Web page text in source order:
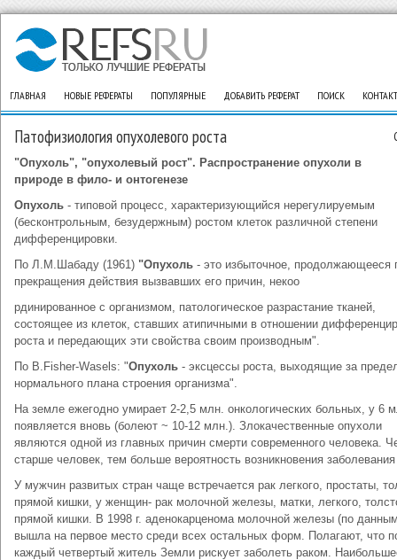
ГЛАВНАЯ НОВЫЕ РЕФЕРАТЫ ПОПУЛЯРНЫЕ ДОБАВИТЬ РЕФЕРАТ ПОИСК
Патофизиология опухолевого роста
"Опухоль", "опухолевый рост". Распространение опухоли в
природе в фило- и онтогенезе
Опухоль - типовой процесс, характеризующийся нерегулируемым
(бесконтрольным, безудержным) ростом клеток различной степени
дифференцировки.
По Л.М.Шабаду (1961) "Опухоль - это избыточное, продолжающееся
прекращения действия вызвавших его причин, некоо
рдинированное с организмом, патологическое разрастание тканей,
состоящее из клеток, ставших атипичными в отношении
роста и передающих эти свойства своим производным".
По B.Fisher-Wasels: "Опухоль - эксцессы роста, выходящие за
нормального плана строения организма".
На земле ежегодно умирает 2-2,5 млн. онкологических больных, у 6
появляется вновь (болеют ~ 10-12 млн.). Злокачественные опухоли
являются одной из главных причин смерти современного человека.
старше человек, тем больше вероятность возникновения
У мужчин развитых стран чаще встречается рак легкого, простаты,
прямой кишки, у женщин- рак молочной железы, матки, легкого,
прямой кишки. В 1998 г. аденокарценома молочной железы (по
вышла на первое место среди всех остальных форм. Полагают, что
каждый четвертый житель Земли рискует заболеть раком.